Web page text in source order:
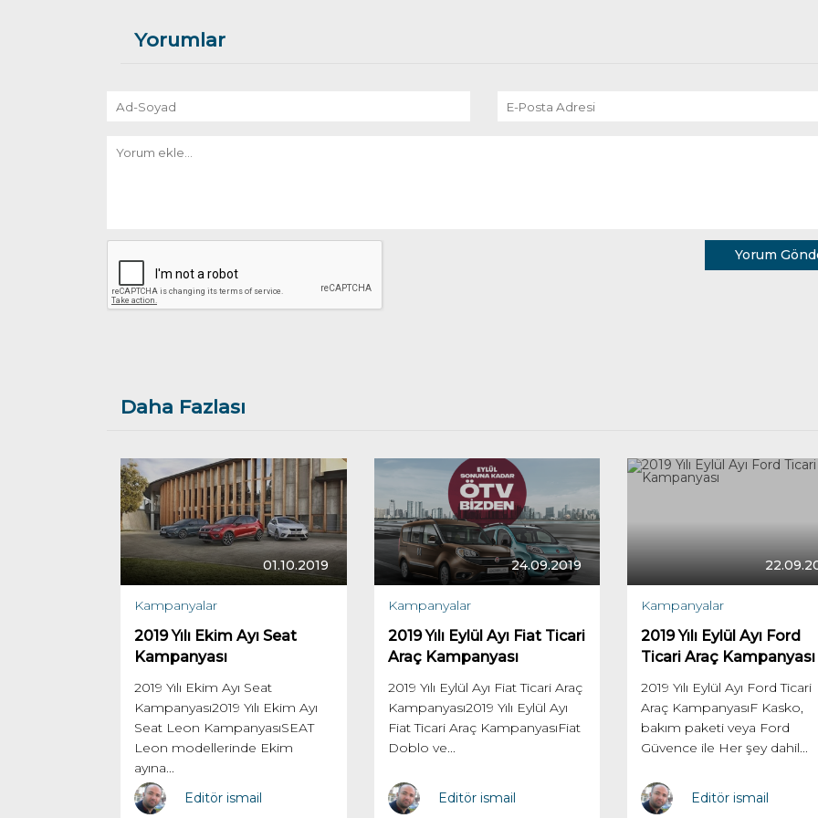
Yorumlar
Yorum
Daha Fazlası
01.10.2019
Kampanyalar
2019 Yılı Ekim Ayı Seat
Kampanyası
2019 Yılı Ekim Ayı Seat
Kampanyası2019 Yılı Ekim Ayı
Seat Leon KampanyasıSEAT
Leon modellerinde Ekim
ayına...
Editör ismail
24.09.2019
Kampanyalar
2019 Yılı Eylül Ayı Fiat Ticari
Araç Kampanyası
2019 Yılı Eylül Ayı Fiat Ticari Araç
Kampanyası2019 Yılı Eylül Ayı
Fiat Ticari Araç KampanyasıFiat
Doblo ve...
Editör ismail
Kampanyalar
2019 Yılı Eylül Ayı Ford
Ticari Araç Kampanyası
2019 Yılı Eylül Ayı Ford Ticari
Araç KampanyasıF Kasko,
bakım paketi veya Ford
Güvence ile Her şey dahil...
Editör ismail